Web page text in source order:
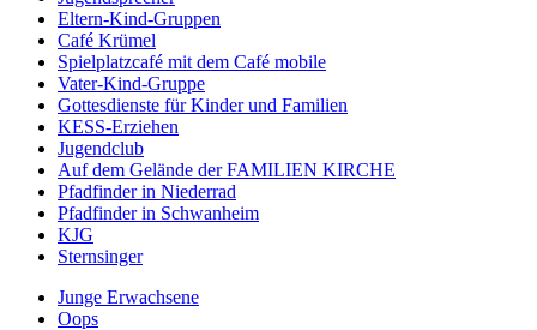
Eltern-Kind-Gruppen
Café Krümel
Spielplatzcafé mit dem Café mobile
Vater-Kind-Gruppe
Gottesdienste für Kinder und Familien
KESS-Erziehen
Jugendclub
Auf dem Gelände der FAMILIEN KIRCHE
Pfadfinder in Niederrad
Pfadfinder in Schwanheim
KJG
Sternsinger
Junge Erwachsene
Oops